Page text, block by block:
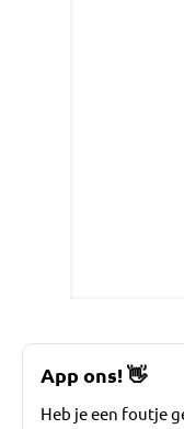
App ons!👋
Heb je een foutje